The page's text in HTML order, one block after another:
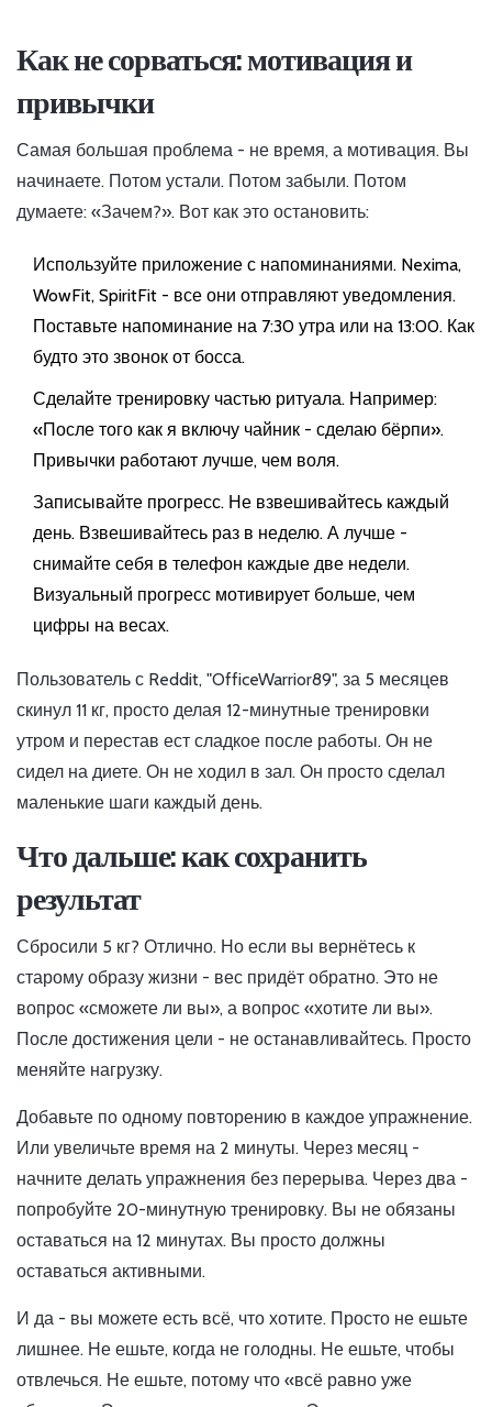
Как не сорваться: мотивация и
привычки
Самая большая проблема - не время, а мотивация. Вы
начинаете. Потом устали. Потом забыли. Потом
думаете: «Зачем?». Вот как это остановить:
Используйте приложение с напоминаниями. Nexima,
WowFit, SpiritFit - все они отправляют уведомления.
Поставьте напоминание на 7:30 утра или на 13:00. Как
будто это звонок от босса.
Сделайте тренировку частью ритуала. Например:
«После того как я включу чайник - сделаю бёрпи».
Привычки работают лучше, чем воля.
Записывайте прогресс. Не взвешивайтесь каждый
день. Взвешивайтесь раз в неделю. А лучше -
снимайте себя в телефон каждые две недели.
Визуальный прогресс мотивирует больше, чем
цифры на весах.
Пользователь с Reddit, "OfficeWarrior89", за 5 месяцев
скинул 11 кг, просто делая 12-минутные тренировки
утром и перестав ест сладкое после работы. Он не
сидел на диете. Он не ходил в зал. Он просто сделал
маленькие шаги каждый день.
Что дальше: как сохранить
результат
Сбросили 5 кг? Отлично. Но если вы вернётесь к
старому образу жизни - вес придёт обратно. Это не
вопрос «сможете ли вы», а вопрос «хотите ли вы».
После достижения цели - не останавливайтесь. Просто
меняйте нагрузку.
Добавьте по одному повторению в каждое упражнение.
Или увеличьте время на 2 минуты. Через месяц -
начните делать упражнения без перерыва. Через два -
попробуйте 20-минутную тренировку. Вы не обязаны
оставаться на 12 минутах. Вы просто должны
оставаться активными.
И да - вы можете есть всё, что хотите. Просто не ешьте
лишнее. Не ешьте, когда не голодны. Не ешьте, чтобы
отвлечься. Не ешьте, потому что «всё равно уже